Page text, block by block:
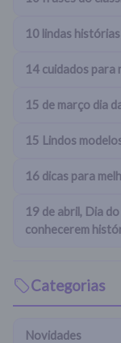
10 lindas
14 cuidados para
15 de março dia
15 Lindos
16 dicas para
19 de abril, Dia
conhecerem
Categorias
Novidades